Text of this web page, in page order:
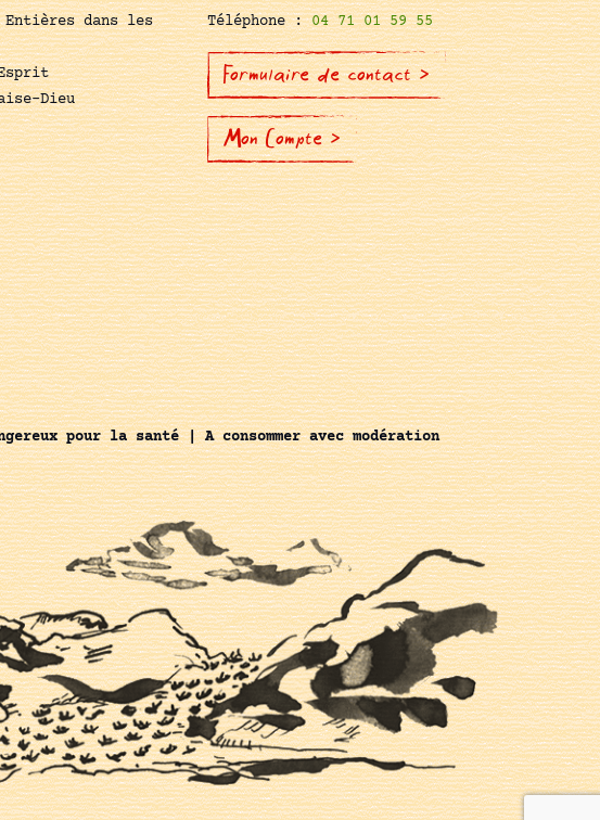
Entières dans les
Dieu
Téléphone :04 71 01 59 55
Formulaire de contact >
Mon Compte >
pour la santé | A consommer avec modération